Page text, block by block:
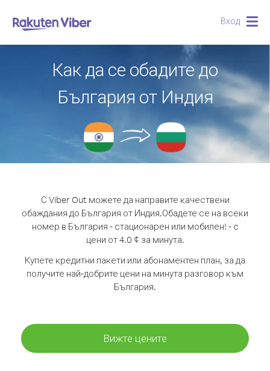
Вход
Как да се обадите до
България от Индия
С Viber Out можете да направите качествени
обаждания до България от Индия.Обадете се на всеки
номер в България - стационарен или мобилен! - с
цени от 4.0 ¢ за минута.
Купете кредитни пакети или абонаментен план, за да
получите най-добрите цени на минута разговор към
България.
Вижте цените